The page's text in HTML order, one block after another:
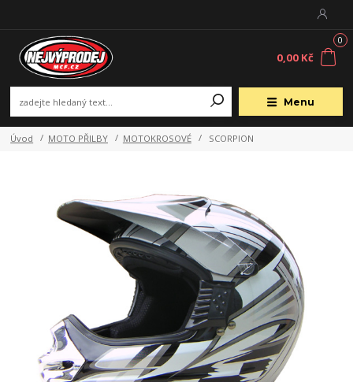
Menu
0
0,00 Kč
Úvod MOTO PŘILBY MOTOKROSOVÉ SCORPION